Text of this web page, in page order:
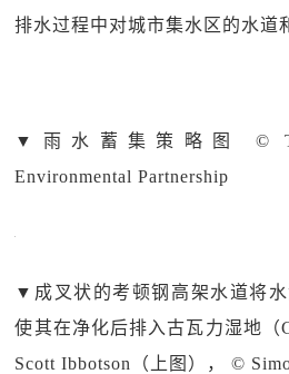
排水过程中对城市集水区的水道
▼ 雨水蓄集策略图 ©
Environmental Partnership
▼ 成叉状的考顿钢高架水道将
使其在净化后排入古瓦力湿地
Scott Ibbotson（上图）， ©